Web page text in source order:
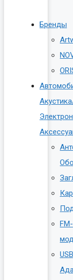
Бренды
FM-